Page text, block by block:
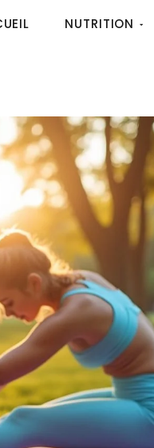
NUTRITION